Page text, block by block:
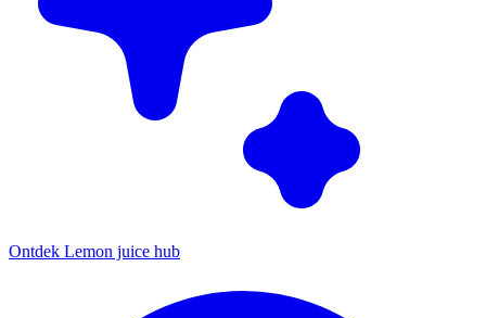
Ontdek Lemon juice hub